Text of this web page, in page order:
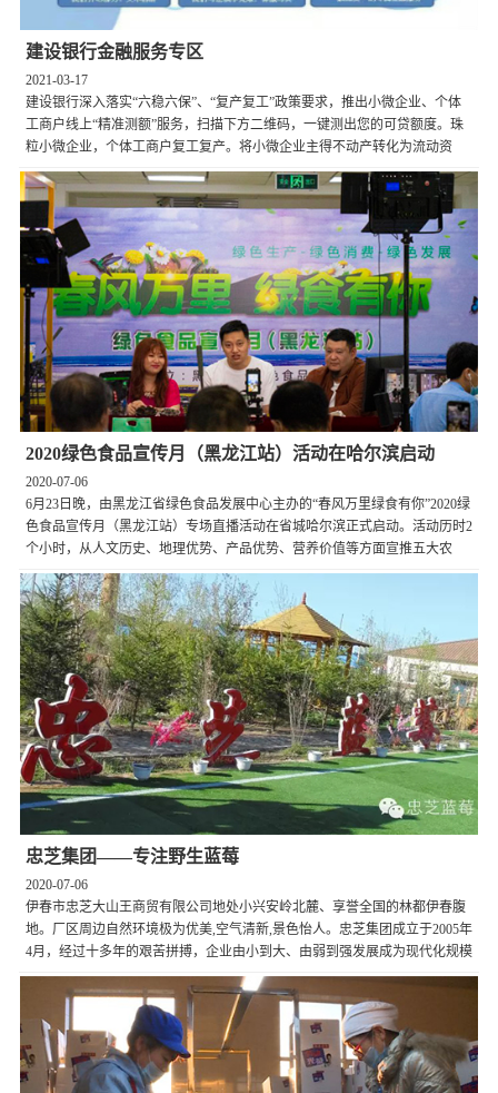
建设银行金融服务专区
2021-03-17
建设银行深入落实“六稳六保”、“复产复工”政策要求，推出小微企业、个体
工商户线上“精准测额”服务，扫描下方二维码，一键测出您的可贷额度。珠
粒小微企业，个体工商户复工复产。将小微企业主得不动产转化为流动资
产，让您免跑腿、全流程线上申请低利率、无任何手续费得快捷银行贷款。
2020绿色食品宣传月（黑龙江站）活动在哈尔滨启动
2020-07-06
6月23日晚，由黑龙江省绿色食品发展中心主办的“春风万里绿食有你”2020绿
色食品宣传月（黑龙江站）专场直播活动在省城哈尔滨正式启动。活动历时2
个小时，从人文历史、地理优势、产品优势、营养价值等方面宣推五大农
忠芝集团——专注野生蓝莓
2020-07-06
伊春市忠芝大山王商贸有限公司地处小兴安岭北麓、享誉全国的林都伊春腹
地。厂区周边自然环境极为优美,空气清新,景色怡人。忠芝集团成立于2005年
4月，经过十多年的艰苦拼搏，企业由小到大、由弱到强发展成为现代化规模
企业